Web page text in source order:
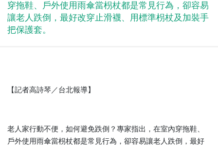
穿拖鞋、戶外使用雨傘當枴杖都是常見行為，卻容易
讓老人跌倒，最好改穿止滑襪、用標準枴杖及加裝手
把保護套。
【記者高詩琴／台北報導】
老人家行動不便，如何避免跌倒？專家指出，在室內穿拖鞋、
戶外使用雨傘當枴杖都是常見行為，卻容易讓老人跌倒，最好